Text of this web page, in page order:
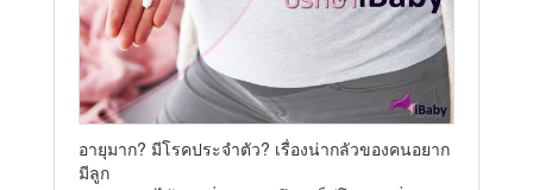
อายุมาก? มีโรคประจำตัว? เรื่องน่ากลัวของคนอยาก
มีลูก